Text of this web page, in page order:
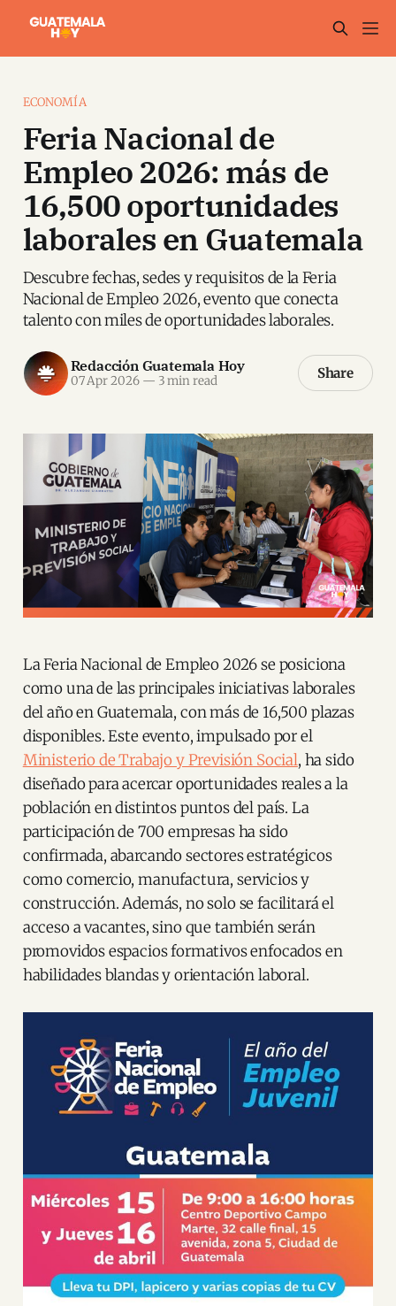
ECONOMÍA
Feria Nacional de
Empleo 2026: más de
16,500 oportunidades
laborales en Guatemala
Descubre fechas, sedes y requisitos de la Feria
Nacional de Empleo 2026, evento que conecta
talento con miles de oportunidades laborales.
Redacción Guatemala Hoy
07 Apr 2026 — 3 min read Share
La Feria Nacional de Empleo 2026 se posiciona
como una de las principales iniciativas laborales
del año en Guatemala, con más de 16,500 plazas
disponibles. Este evento, impulsado por el
Ministerio de Trabajo y Previsión Social, ha sido
diseñado para acercar oportunidades reales a la
población en distintos puntos del país. La
participación de 700 empresas ha sido
confirmada, abarcando sectores estratégicos
como comercio, manufactura, servicios y
construcción. Además, no solo se facilitará el
acceso a vacantes, sino que también serán
promovidos espacios formativos enfocados en
habilidades blandas y orientación laboral.